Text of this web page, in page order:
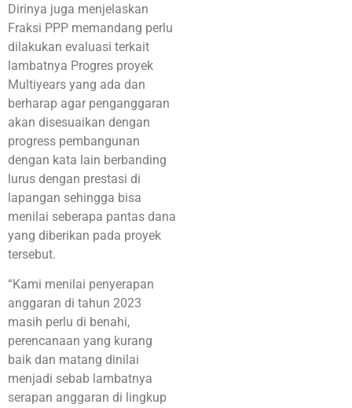
Dirinya juga menjelaskan
Fraksi PPP memandang perlu
dilakukan evaluasi terkait
lambatnya Progres proyek
Multiyears yang ada dan
berharap agar penganggaran
akan disesuaikan dengan
progress pembangunan
dengan kata lain berbanding
lurus dengan prestasi di
lapangan sehingga bisa
menilai seberapa pantas dana
yang diberikan pada proyek
tersebut.
“Kami menilai penyerapan
anggaran di tahun 2023
masih perlu di benahi,
perencanaan yang kurang
baik dan matang dinilai
menjadi sebab lambatnya
serapan anggaran di lingkup